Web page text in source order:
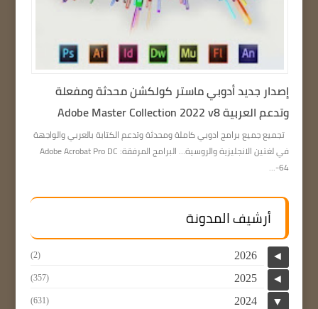
إصدار جديد أدوبي ماستر كولكشن محدثة ومفعلة
وتدعم العربية Adobe Master Collection 2022 v8
تجميع جميع برامج ادوبي كاملة ومحدثة وتدعم الكتابة بالعربي والواجهة
في لغتين الانجليزية والروسية… البرامج المرفقة: Adobe Acrobat Pro DC
64-...
أرشيف المدونة
◄
2026
(2)
◄
2025
(357)
▼
2024
(631)